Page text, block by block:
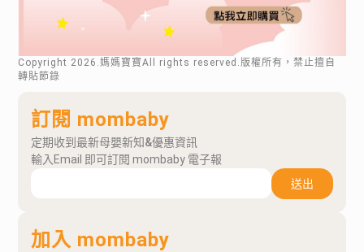
Copyright 2026 .媽媽寶寶All rights reserved.版權所有，禁止擅自
轉貼節錄
訂閱 mombaby
定期收到最新母嬰新知&優惠資訊
輸入Email 即可訂閱 mombaby 電子報
送出
加入 mombaby